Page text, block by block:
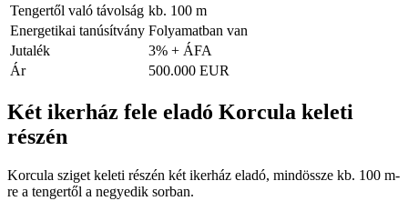
Tengertől való távolság kb. 100 m
Energetikai tanúsítvány Folyamatban van
Jutalék
3% + ÁFA
Ár
500.000 EUR
Két ikerház fele eladó Korcula keleti
részén
Korcula sziget keleti részén két ikerház eladó, mindössze kb. 100 m-
re a tengertől a negyedik sorban.